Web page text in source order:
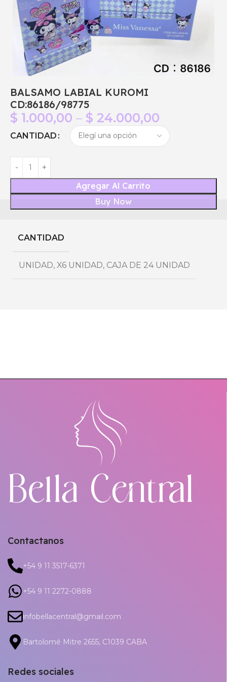
BALSAMO LABIAL KUROMI
CD:86186/98775
$ 1.000,00 – $ 24.000,00
CANTIDAD
Agregar Al Carrito
Buy Now
CANTIDAD
UNIDAD, X6 UNIDAD, CAJA DE 24 UNIDAD
Contactanos
+54 9 11 3517-6371
+54 9 11 2272-0888
infobellacentral@gmail.com
Bartolomé Mitre 2655, C1039 CABA
Redes sociales